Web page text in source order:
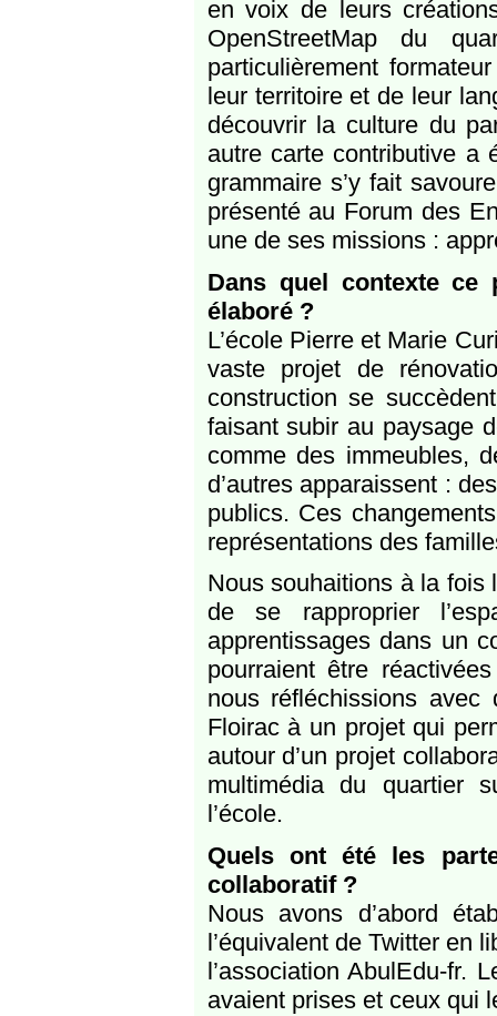
en voix de leurs
OpenStreetMap du
particulièrement
leur territoire et de leur
découvrir la culture du
autre carte contributive a
grammaire s’y fait
présenté au Forum des
une de ses missions :
Dans quel contexte ce
élaboré ?
L’école Pierre et Marie
vaste projet de
construction se
faisant subir au paysage
comme des immeubles,
d’autres apparaissent :
publics. Ces
représentations des
Nous souhaitions à la fois
de se rapproprier
apprentissages dans un
pourraient être
nous réfléchissions
Floirac à un projet qui
autour d’un projet
multimédia du quartier
l’école.
Quels ont été les
collaboratif ?
Nous avons d’abord
l’équivalent de Twitter en
l’association AbulEdu-fr.
avaient prises et ceux qui